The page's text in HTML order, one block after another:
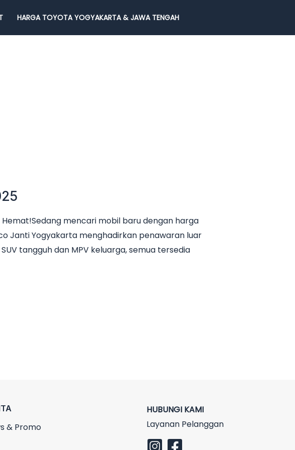
HARGA TOYOTA YOGYAKARTA & JAWA TENGAH
Hemat!Sedang mencari mobil baru dengan harga
Janti Yogyakarta menghadirkan penawaran luar
tangguh dan MPV keluarga, semua tersedia
& Promo
HUBUNGI KAMI
Layanan Pelanggan